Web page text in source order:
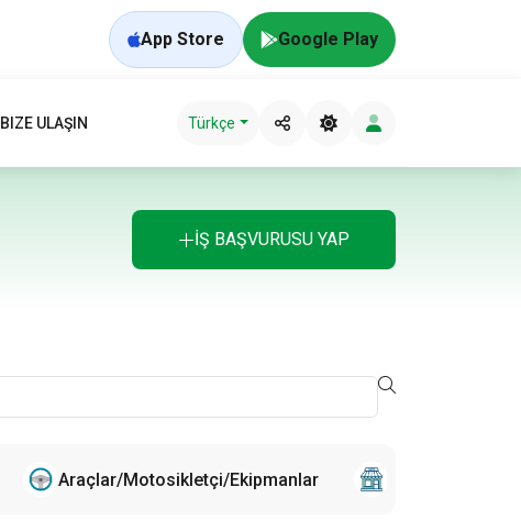
App Store Google Play
BIZE ULAŞIN Türkçe
İŞ BAŞVURUSU YAP
Araçlar/Motosikletçi/Ekipmanlar